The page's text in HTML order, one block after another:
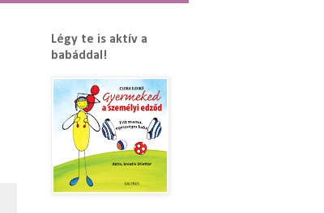
Légy te is aktív a
babáddal!